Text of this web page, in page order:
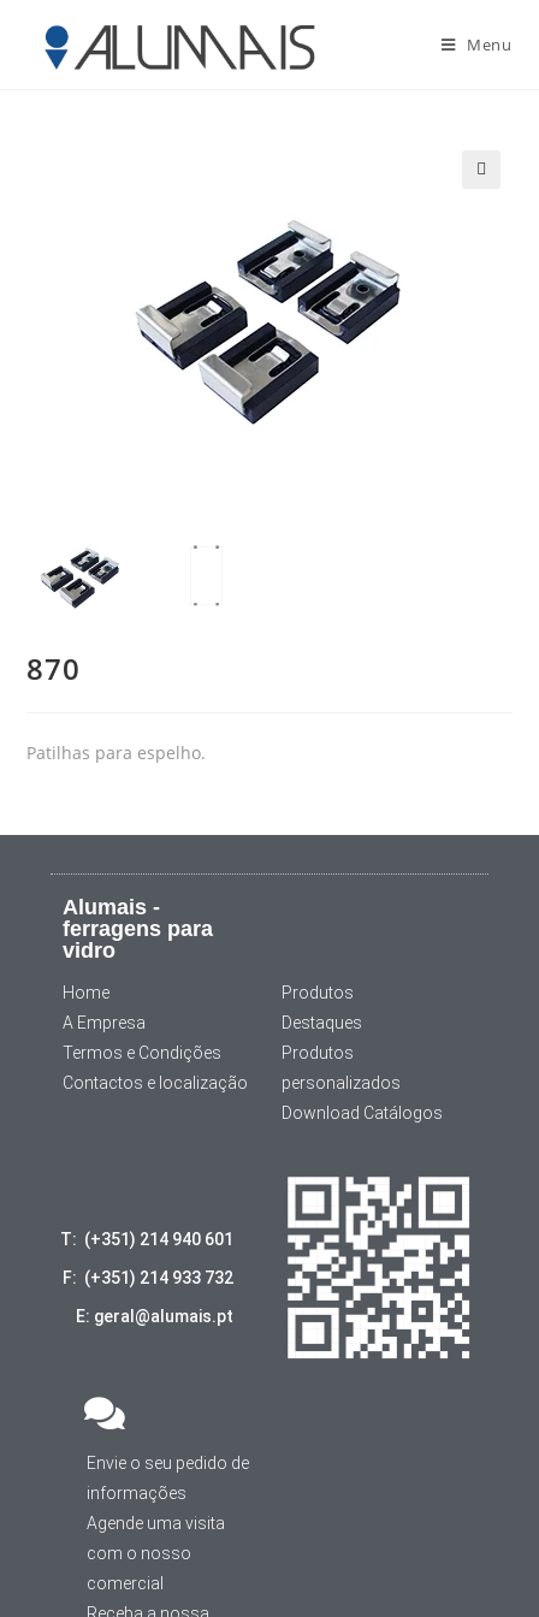
Menu
870
Patilhas para espelho.
Alumais -
ferragens para
vidro
Home
A Empresa
Termos e Condições
Contactos e localização
Produtos
Destaques
Produtos
personalizados
Download Catálogos
T: (+351) 214 940 601
F: (+351) 214 933 732
E: geral@alumais.pt
Envie o seu pedido de
informações
Agende uma visita
com o nosso
comercial